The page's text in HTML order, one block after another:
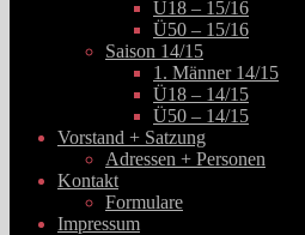
Ü18 – 15/16
Ü50 – 15/16
Saison 14/15
1. Männer 14/15
Ü18 – 14/15
Ü50 – 14/15
Vorstand + Satzung
Adressen + Personen
Kontakt
Formulare
Impressum